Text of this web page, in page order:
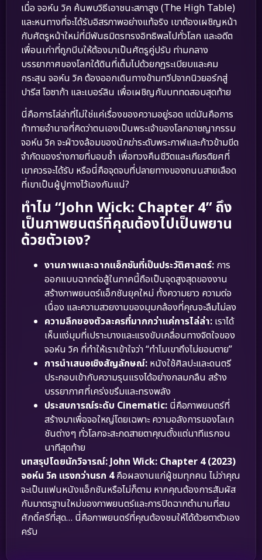
เมื่อ จอห์น วิค ค้นพบวิธีเอาชนะสภาสูง (The High Table)
และหนทางที่จะได้รับอิสรภาพอย่างแท้จริง เขาต้องเผชิญหน้า
กับศัตรูหน้าใหม่ที่มีพันธมิตรทรงอิทธิพลไปทั่วโลก และอดีต
เพื่อนเก่าที่ถูกบีบให้ต้องมาเป็นศัตรูคู่ปรับ ท่ามกลาง
บรรยากาศของโลกใต้ดินที่เต็มไปด้วยกฎระเบียบและคม
กระสุน จอห์น วิค ต้องออกเดินทางข้ามทวีปจากนิวยอร์กสู่
ปารีส โอซาก้า และเบอร์ลิน เพื่อเผชิญกับบททดสอบสุดท้าย
นี่คือการไล่ล่าที่ไม่ใช่แค่เรื่องของความอยู่รอด แต่มันคือการ
ท้าทายอำนาจที่คิดว่าตนเองเป็นพระเจ้าของโลกอาชญากรรม
จอห์น วิค จะฝ่าวงล้อมของนักฆ่าระดับพระกาฬและก้าวข้ามขีด
จำกัดของร่างกายที่บอบช้ำ เพื่อทวงคืนชีวิตและเกียรติยศที่
เขาควรจะได้รับ หรือนี่คือจุดจบที่ปลายทางของถนนสายเลือด
ที่เขาเป็นผู้ปูทางไว้เองกันแน่?
ทำไม “John Wick: Chapter 4” ถึง
เป็นภาพยนตร์ที่คุณต้องไปเป็นพยาน
ด้วยตัวเอง?
งานภาพและฉากแอ็กชันที่เป็นประวัติศาสตร์: การ
ออกแบบฉากต่อสู้ในภาคนี้ถือเป็นจุดสูงสุดของงาน
สร้างภาพยนตร์แอ็กชันยุคใหม่ ทั้งความยาว ความต่อ
เนื่อง และความสวยงามของมุมกล้องที่คุณจะลืมไม่ลง
ความลึกของตัวละครที่มากกว่าแค่การไล่ล่า: เราได้
เห็นแง่มุมที่เปราะบางและแรงขับเคลื่อนทางจิตใจของ
จอห์น วิค ที่ทำให้เราเข้าใจว่า “ทำไมเขาถึงไม่ยอมตาย”
การนำเสนอเชิงสัญลักษณ์: หนังใช้ศิลปะและดนตรี
ประกอบเข้ากับความรุนแรงได้อย่างกลมกลืน สร้าง
บรรยากาศที่เคร่งขรึมและทรงพลัง
ประสบการณ์ระดับ Cinematic: นี่คือภาพยนตร์ที่
สร้างมาเพื่อจอใหญ่โดยเฉพาะ ความอลังการของโลเก
ชันต่างๆ ทั่วโลกจะสะกดสายตาคุณตั้งแต่นาทีแรกจน
นาทีสุดท้าย
บทสรุปโดยนักวิจารณ์:John Wick: Chapter 4 (2023)
จอห์น วิค แรงกว่านรก 4คือผลงานแก่ผู้ชมทุกคน ไม่ว่าคุณ
จะเป็นแฟนหนังแอ็กชันหรือไม่ก็ตาม หากคุณต้องการสัมผัส
กับมาตรฐานใหม่ของภาพยนตร์และการปิดฉากตำนานที่สม
ศักดิ์ศรีที่สุด… นี่คือภาพยนตร์ที่คุณต้องชมให้ได้ด้วยตาตัวเอง
ครับ